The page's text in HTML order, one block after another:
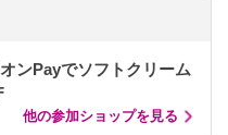
ンPayでソフトクリーム
他の参加ショップを見る